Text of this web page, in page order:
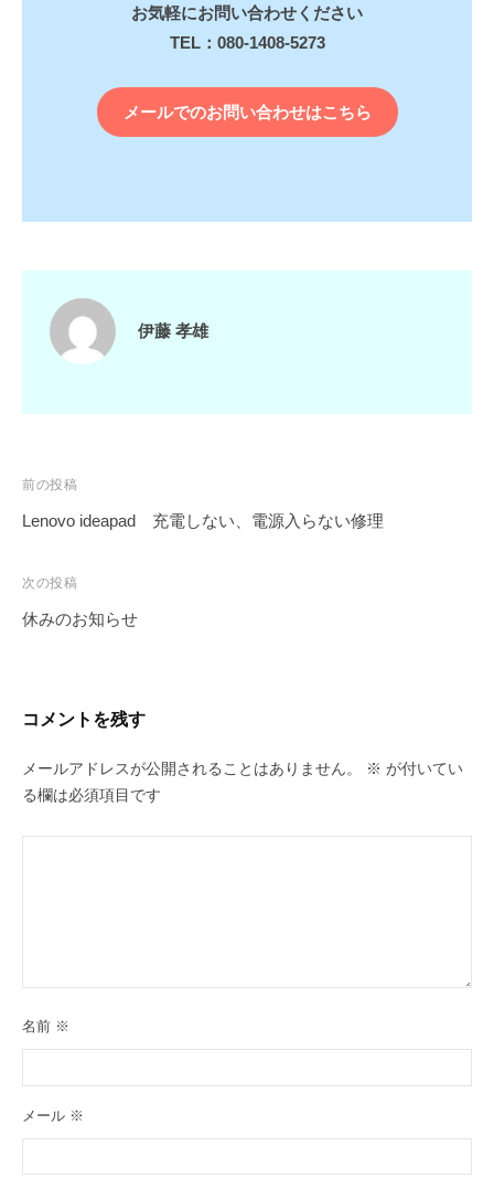
お気軽にお問い合わせください
TEL：080-1408-5273
メールでのお問い合わせはこちら
伊藤 孝雄
投
稿
ビ
ゲ
前の投稿
Lenovo ideapad 充電しない、電源入らない修理
次の投稿
休みのお知らせ
コメントを残す
メールアドレスが公開されることはありません。 ※ が付いてい
る欄は必須項目です
名前 ※
メール ※